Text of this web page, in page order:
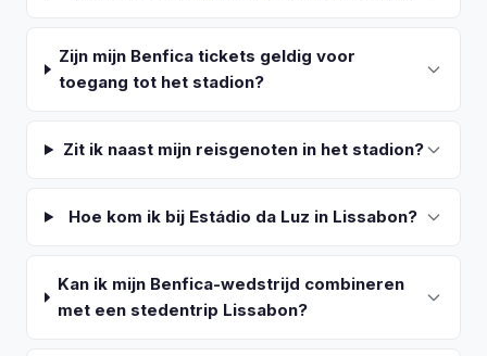
Zijn mijn Benfica tickets geldig voor
toegang tot het stadion?
Zit ik naast mijn reisgenoten in het stadion?
Hoe kom ik bij Estádio da Luz in Lissabon?
Kan ik mijn Benfica-wedstrijd combineren
met een stedentrip Lissabon?